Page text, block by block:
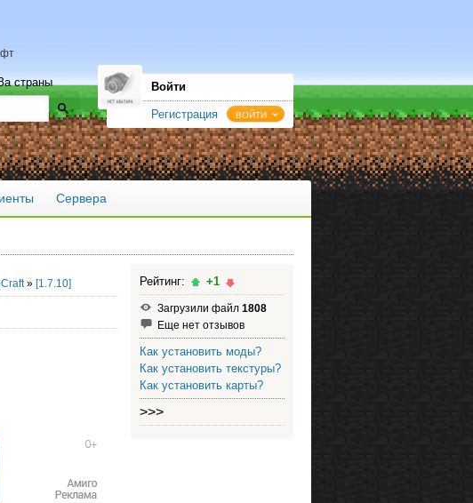
страны Войти
Регистрация ВОЙТИ
Сервера
» [1.7.10] Рейтинг: +1
Загрузили файл 1808
Еще нет отзывов
Как установить моды?
Как установить текстуры?
Как установить карты?
>>>